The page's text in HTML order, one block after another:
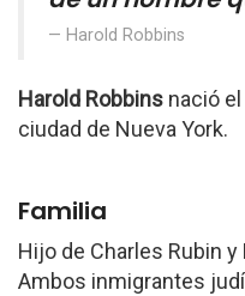
Harold Robbins
Harold Robbins nació
ciudad de Nueva York.
Familia
Hijo de Charles Rubin
Ambos inmigrantes